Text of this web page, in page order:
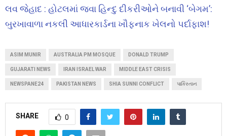
લવ જેહાદ : હોટલમાં જવા હિન્દુ દીકરીઓને બનાવી ‘બેગમ’:
બુરખાવાળા નકલી આધારકાર્ડના ખૌફનાક ખેલનો પર્દાફાશ!
ASIM MUNIR AUSTRALIA PM MOSQUE DONALD TRUMP
GUJARATI NEWS IRAN ISRAEL WAR MIDDLE EAST CRISIS
NEWSPANE24 PAKISTAN NEWS SHIA SUNNI CONFLICT પાકિસ્તાન
SHARE 0